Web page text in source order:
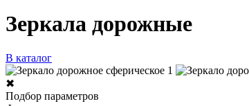
Зеркала дорожные
В каталог
✖
Подбор параметров